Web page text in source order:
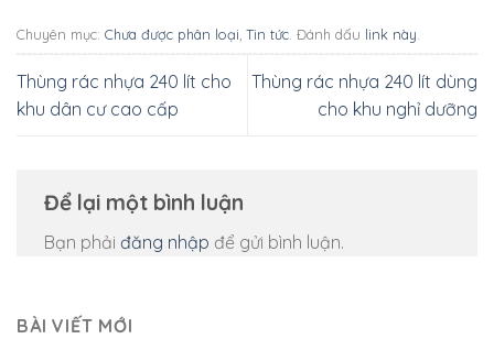
Chuyên mục: Chưa được phân loại Tin tức . Đánh dấu link này
Thùng rác nhựa 240 lít cho
khu dân cư cao cấp
Thùng rác nhựa 240 lít dùng
cho khu nghỉ dưỡng
Để lại một bình luận
Bạn phải đăng nhập để gửi bình luận.
BÀI VIẾT MỚI